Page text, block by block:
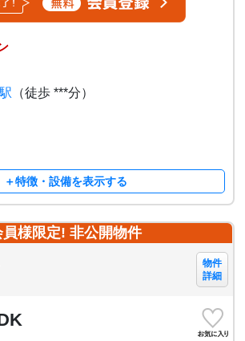
（徒歩 ***分）
＋特徴・設備を表示する
員様限定! 非公開物件
物件
詳細